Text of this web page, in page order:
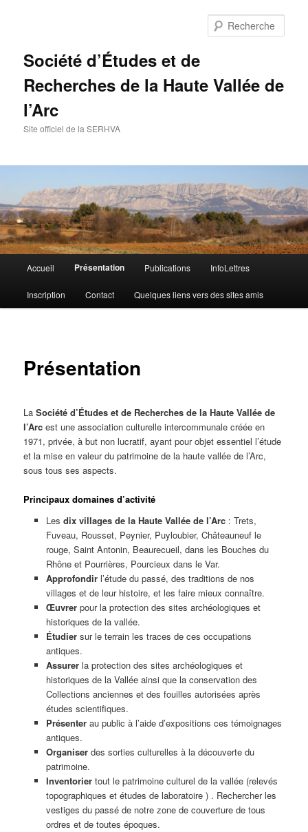
Société d’Études et de
Recherches de la Haute Vallée de
l’Arc
Site officiel de la SERHVA
principal
Accueil Présentation Publications InfoLettres
Inscription Contact Quelques liens vers des sites amis
Présentation
LaSociété d’Études et de Recherches de la Haute Vallée de
l’Arc est une association culturelle intercommunale créée en
1971, privée, à but non lucratif, ayant pour objet essentiel l’étude
et la mise en valeur du patrimoine de la haute vallée de l’Arc,
sous tous ses aspects.
Principaux domaines d’activité
Les dix villages de la Haute Vallée de l’Arc: Trets,
Fuveau, Rousset, Peynier, Puyloubier, Châteauneuf le
rouge, Saint Antonin, Beaurecueil, dans les Bouches du
Rhône et Pourrières, Pourcieux dans le Var.
Approfondirl’étude du passé, des traditions de nos
villages et de leur histoire, et les faire mieux connaître.
Œuvrerpour la protection des sites archéologiques et
historiques de la vallée.
Étudiersur le terrain les traces de ces occupations
antiques.
Assurerla protection des sites archéologiques et
historiques de la Vallée ainsi que la conservation des
Collections anciennes et des fouilles autorisées après
études scientifiques.
Présenterau public à l’aide d’expositions ces témoignages
antiques.
Organiserdes sorties culturelles à la découverte du
patrimoine.
Inventoriertout le patrimoine culturel de la vallée (relevés
topographiques et études de laboratoire ) . Rechercher les
vestiges du passé de notre zone de couverture de tous
ordres et de toutes époques.